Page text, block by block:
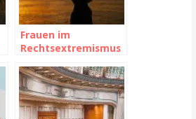
Frauen im
Rechtsextremismus